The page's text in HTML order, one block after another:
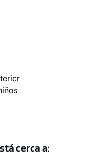
una vida versátil y
cerca a: